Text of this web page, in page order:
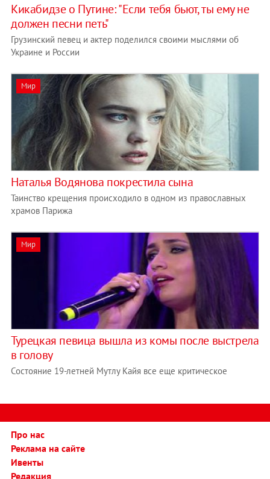
Кикабидзе о Путине: "Если тебя бьют, ты ему не
должен песни петь"
Грузинский певец и актер поделился своими мыслями об
Украине и России
Мир
Наталья Водянова покрестила сына
Таинство крещения происходило в одном из православных
храмов Парижа
Мир
Турецкая певица вышла из комы после выстрела
в голову
Состояние 19-летней Мутлу Кайя все еще критическое
Про нас
Реклама на сайте
Ивенты
Редакция